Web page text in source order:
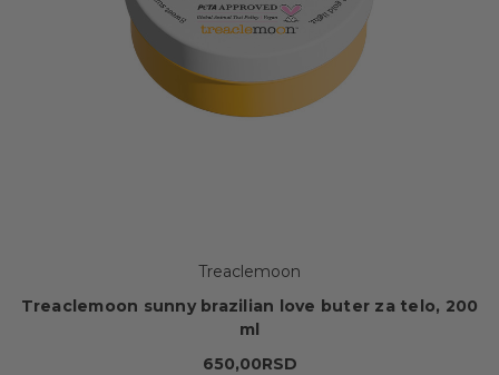
Treaclemoon
Treaclemoon sunny brazilian love buter za telo, 200
ml
650,00RSD